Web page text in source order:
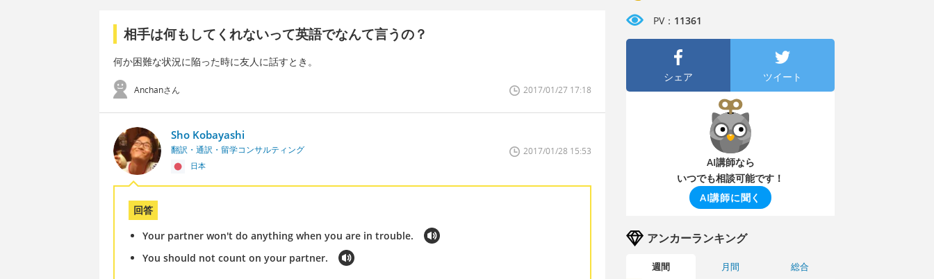
相手は何もしてくれないって英語でなんて言うの？
何か困難な状況に陥った時に友人に話すとき。
Anchanさん 2017/01/27 17:18
Sho Kobayashi
翻訳・通訳・留学コンサルティング
日本
2017/01/28 15:53
回答
Your partner won't do anything when you are in trouble.
You should not count on your partner.
PV： 11361
シェア ツイート
AI講師なら
いつでも相談可能です！
AI講師に聞く
アンカーランキング
週間 月間 総合